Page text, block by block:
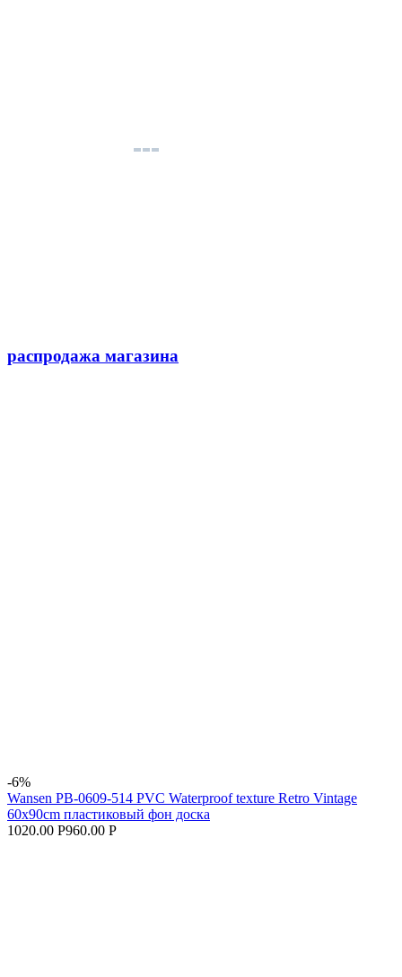
распродажа магазина
-6%
Wansen PB-0609-514 PVC Waterproof texture Retro Vintage
60x90cm пластиковый фон доска
1020.00 Р960.00 Р